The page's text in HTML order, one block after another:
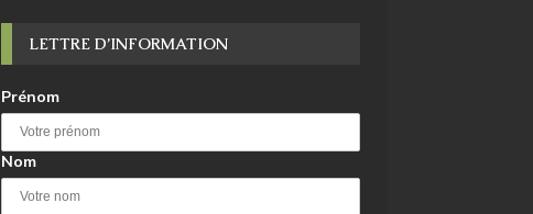
LETTRE D’INFORMATION
Prénom
Nom